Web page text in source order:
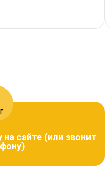
на сайте (или звонит